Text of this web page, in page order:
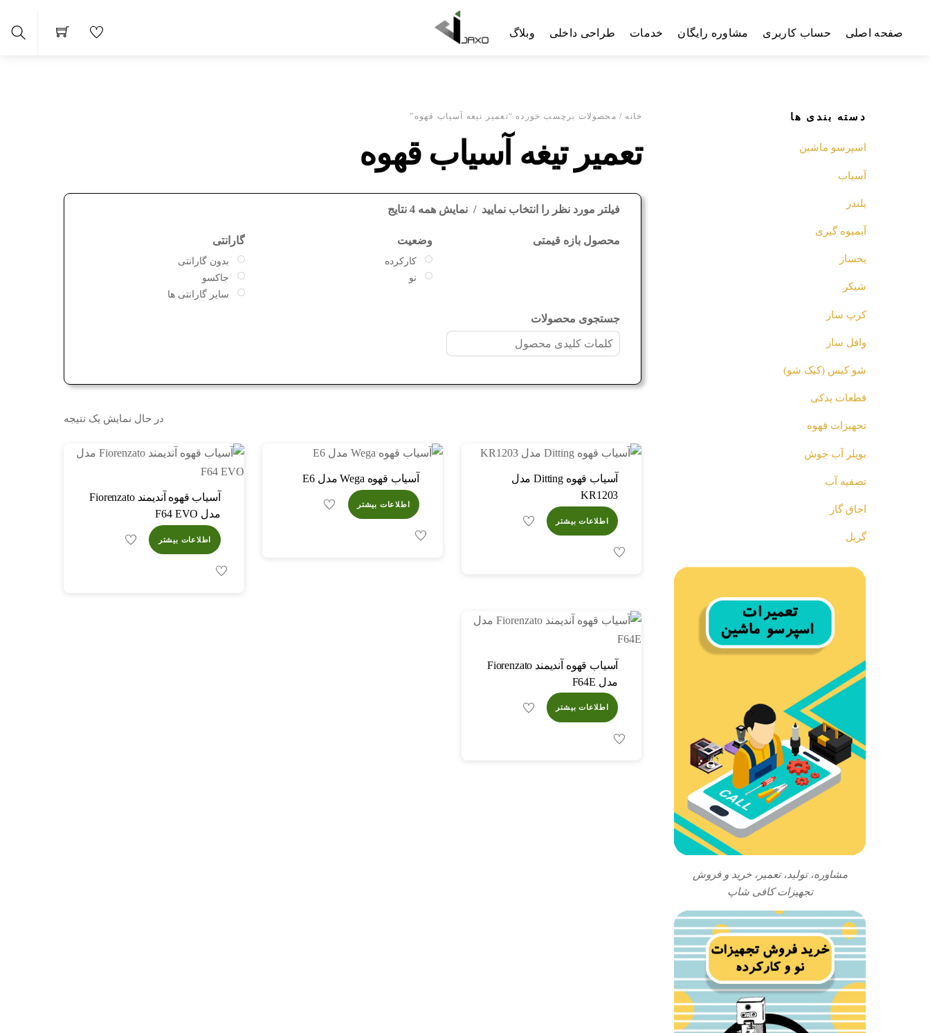
صفحه اصلی حساب کاربری مشاوره رایگان خدمات طراحی داخلی وبلاگ
خانه / محصولات برچسب خورده “تعمیر تیغه آسیاب قهوه”
تعمیر تیغه آسیاب قهوه
فیلتر مورد نظر را انتخاب نمایید نمایش همه 4 نتایج
محصول بازه قیمتی وضعیت
کارکرده
نو
گارانتی
بدون گارانتی
جاکسو
سایر گارانتی ها
جستجوی محصولات
در حال نمایش یک نتیجه
آسیاب قهوه Ditting مدل
KR1203
اطلاعات بیشتر
آسیاب قهوه Wega مدل E6
اطلاعات بیشتر
آسیاب قهوه آندیمند Fiorenzato
مدل F64 EVO
اطلاعات بیشتر
آسیاب قهوه آندیمند Fiorenzato
مدل F64E
اطلاعات بیشتر
دسته بندی ها
اسپرسو‌ ماشین
آسیاب
بلندر
آبمیوه گیری
یخساز
شیکر
کرپ ساز
وافل ساز
شو کیس (کیک شو)
قطعات یدکی
تجهیزات قهوه
بویلر آب جوش
تصفیه آب
اجاق گاز
گریل
مشاوره، تولید، تعمیر، خرید و فروش
تجهیزات کافی شاپ